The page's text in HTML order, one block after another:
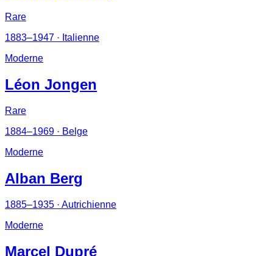
Rare
1883–1947 · Italienne
Moderne
Léon Jongen
Rare
1884–1969 · Belge
Moderne
Alban Berg
1885–1935 · Autrichienne
Moderne
Marcel Dupré